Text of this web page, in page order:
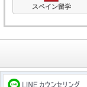
スペイン留学